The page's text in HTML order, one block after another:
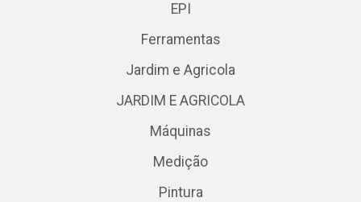
EPI
Ferramentas
Jardim e Agricola
JARDIM E AGRICOLA
Máquinas
Medição
Pintura